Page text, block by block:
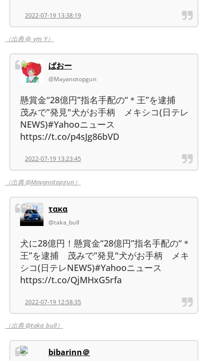
2022-07-19 13:38:19
（出典 @_ym_Y）
ばおー
@Mayanotopgun
懸賞金“28億円”指名手配の“＊王”を逮捕
茂みで”発見"犬がお手柄 メキシコ(日テレ
NEWS)#Yahooニュース
https://t.co/p4sJg86bVD
2022-07-19 13:23:45
（出典 @Mayanotopgun）
τακα
@taka_bull
犬に28億円！懸賞金“28億円”指名手配の“＊
王”を逮捕 茂みで”発見"犬がお手柄 メキ
シコ(日テレNEWS)#Yahooニュース
https://t.co/QjMHxG5rfa
2022-07-19 12:58:35
（出典 @taka_bull）
bibarinn＠